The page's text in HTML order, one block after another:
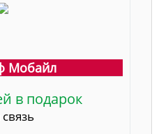
Мобайл
в подарок